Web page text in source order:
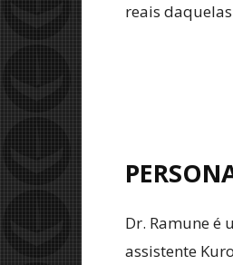
reais
Dr. Ramune é
assistente